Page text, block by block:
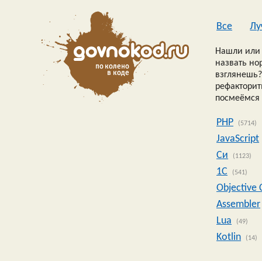
Все
Нашли или
назвать
посмеёмся
PHP (5714)
JavaScript
Си
(1123)
1C (541)
Objective
Assembler
Lua
(49)
Kotlin (14)